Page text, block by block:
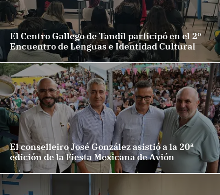
El Centro Gallego de Tandil participó en el 2º
Encuentro de Lenguas e Identidad Cultural
El conselleiro José González asistió a la 20ª
edición de la Fiesta Mexicana de Avión